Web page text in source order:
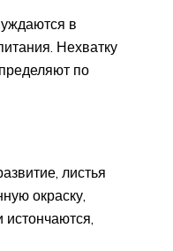
в
Нехватку
по
листья
окраску,